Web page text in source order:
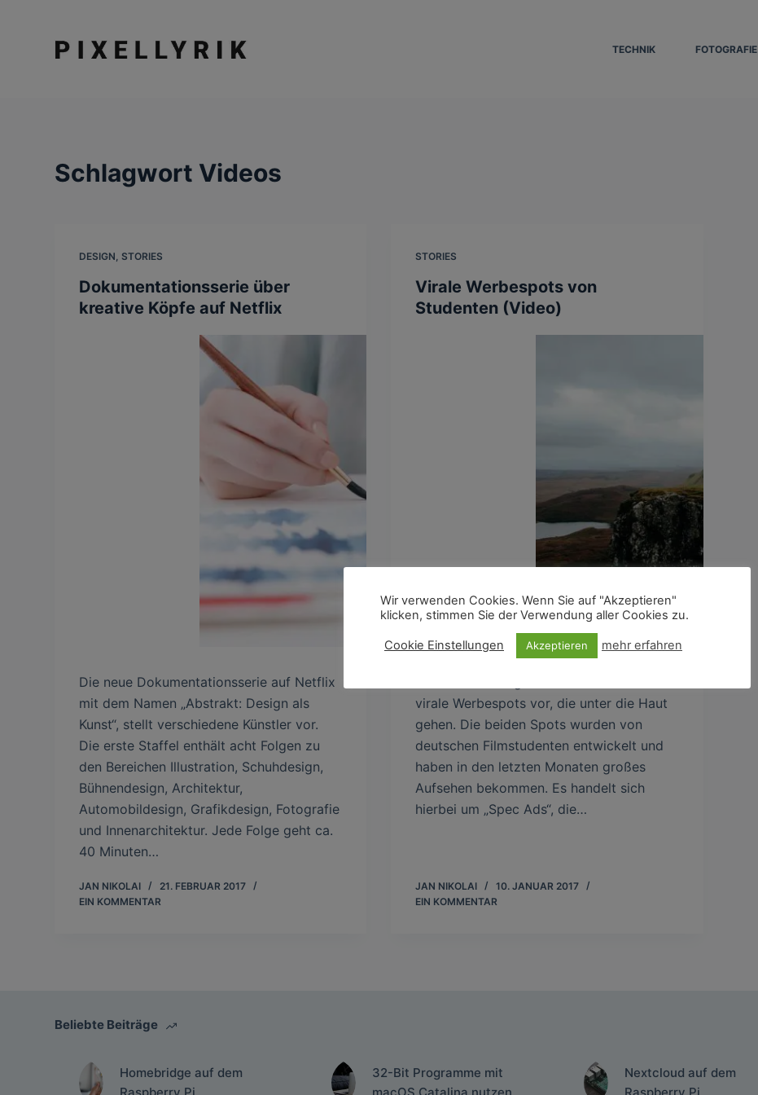
TECHNIK FOTOGRAFIE
Schlagwort Videos
DESIGN, STORIES
Dokumentationsserie über
kreative Köpfe auf Netflix
Die neue Dokumentationsserie auf Netflix
mit dem Namen „Abstrakt: Design als
Kunst“, stellt verschiedene Künstler vor.
Die erste Staffel enthält acht Folgen zu
den Bereichen Illustration, Schuhdesign,
Bühnendesign, Architektur,
Automobildesign, Grafikdesign, Fotografie
und Innenarchitektur. Jede Folge geht ca.
40 Minuten…
JAN NIKOLAI
21. FEBRUAR 2017
EIN KOMMENTAR
STORIES
Virale Werbespots von
Studenten (Video)
virale Werbespots vor, die unter die Haut
gehen. Die beiden Spots wurden von
deutschen Filmstudenten entwickelt und
haben in den letzten Monaten großes
Aufsehen bekommen. Es handelt sich
hierbei um „Spec Ads“, die…
JAN NIKOLAI
10. JANUAR 2017
EIN KOMMENTAR
Beliebte Beiträge
Homebridge auf dem
32-Bit Programme mit
Nextcloud auf dem
Wir verwenden Cookies. Wenn Sie auf "Akzeptieren"
klicken, stimmen Sie der Verwendung aller Cookies zu.
Cookie Einstellungen Akzeptieren mehr erfahren